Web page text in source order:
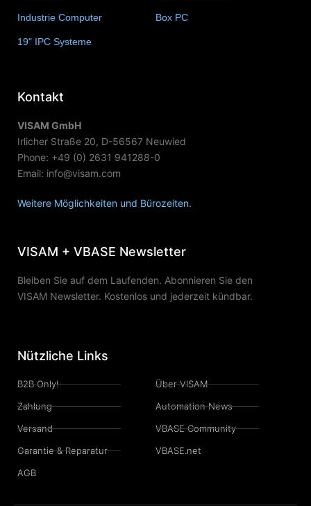
Industrie Computer Box PC
19" IPC Systeme
Kontakt
VISAM GmbH
Irlicher Straße 20, D-56567 Neuwied
Phone: +49 (0) 2631 941288-0
Email: info@visam.com
Weitere Möglichkeiten und Bürozeiten.
VISAM + VBASE Newsletter
Bleiben Sie auf dem Laufenden. Abonnieren Sie den
VISAM Newsletter. Kostenlos und jederzeit kündbar.
Nützliche Links
B2B Only!
Zahlung
Versand
Garantie & Reparatur
AGB
Über VISAM
Automation News
VBASE Community
VBASE.net